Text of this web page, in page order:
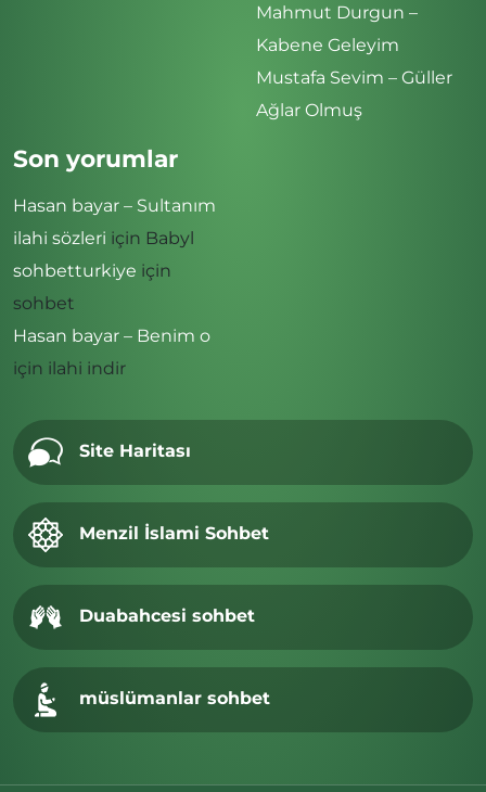
Mahmut Durgun –
Kabene Geleyim
Mustafa Sevim – Güller
Ağlar Olmuş
Son yorumlar
Hasan bayar – Sultanım
ilahi sözleri için Babyl
sohbetturkiye için
sohbet
Hasan bayar – Benim o
için ilahi indir
Site Haritası
Menzil İslami Sohbet
Duabahcesi sohbet
müslümanlar sohbet